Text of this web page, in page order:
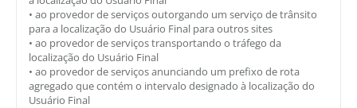
• ao provedor de serviços outorgando um serviço de trânsito
para a localização do Usuário Final para outros sites
• ao provedor de serviços transportando o tráfego da
localização do Usuário Final
• ao provedor de serviços anunciando um prefixo de rota
agregado que contém o intervalo designado à localização do
Usuário Final